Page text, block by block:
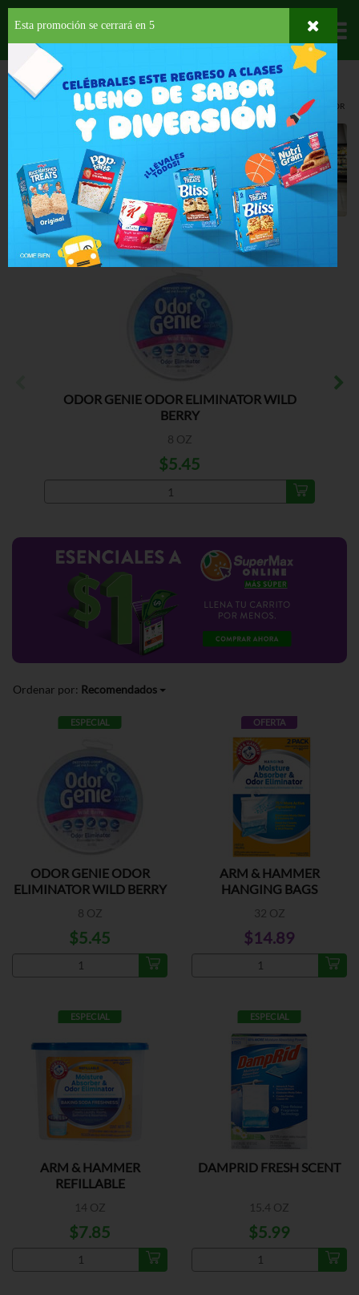
Departamentos
HOGAR, SALUD Y BELLEZA AMBIENTADORES DESHUMIDIFICADOR
Deshumidificador
Back
ESPECIAL
ODOR GENIE ODOR ELIMINATOR WILD
BERRY
8 OZ
$5.45
Ordenar por: Recomendados
ESPECIAL
ODOR GENIE ODOR
ELIMINATOR WILD BERRY
8 OZ
$5.45
OFERTA
ARM & HAMMER
HANGING BAGS
32 OZ
$14.89
ESPECIAL
ARM & HAMMER
REFILLABLE
14 OZ
$7.85
ESPECIAL
DAMPRID FRESH SCENT
15.4 OZ
$5.99
Esta promoción se cerrará en 5